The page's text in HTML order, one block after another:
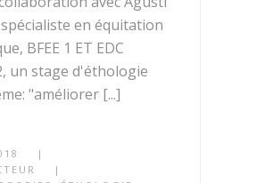
spécialiste en équitation
BFEE 1 ET EDC
un stage d'éthologie
"améliorer [...]
|
|